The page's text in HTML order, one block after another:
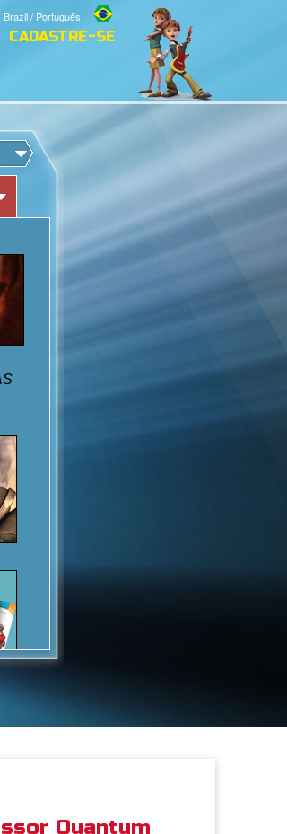
Brazil / Português
CADASTRE-SE
Quantum